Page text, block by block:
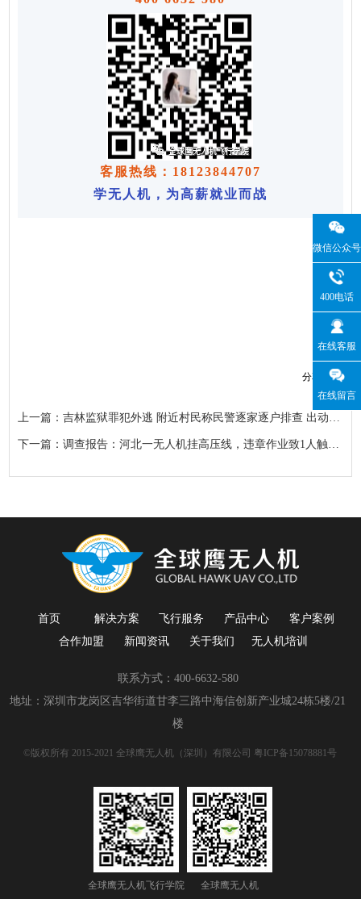
客服热线：18123844707
学无人机，为高薪就业而战
分享到：
上一篇：吉林监狱罪犯外逃 附近村民称民警逐家逐户排查 出动无人机
下一篇：调查报告：河北一无人机挂高压线，违章作业致1人触电死亡
微信公众号
400电话
在线客服
在线留言
首页 解决方案 飞行服务 产品中心
客户案例
合作加盟
新闻资讯 关于我们 无人机培训
联系方式：400-6632-580
地址：深圳市龙岗区吉华街道甘李三路中海信创新产业城24栋5楼/21
楼
©版权所有 2015-2021 全球鹰无人机（深圳）有限公司粤ICP备15078881号
全球鹰无人机飞行学院 全球鹰无人机